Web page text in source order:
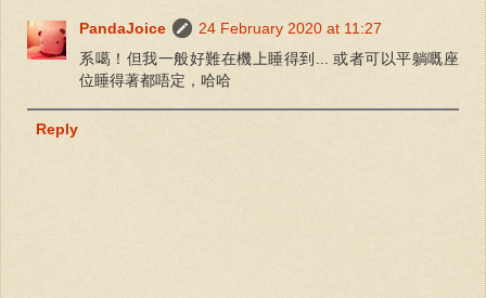
PandaJoice
24 February 2020 at 11:27
系噶！但我一般好難在機上睡得到... 或者可以平躺嘅座
位睡得著都唔定，哈哈
Reply